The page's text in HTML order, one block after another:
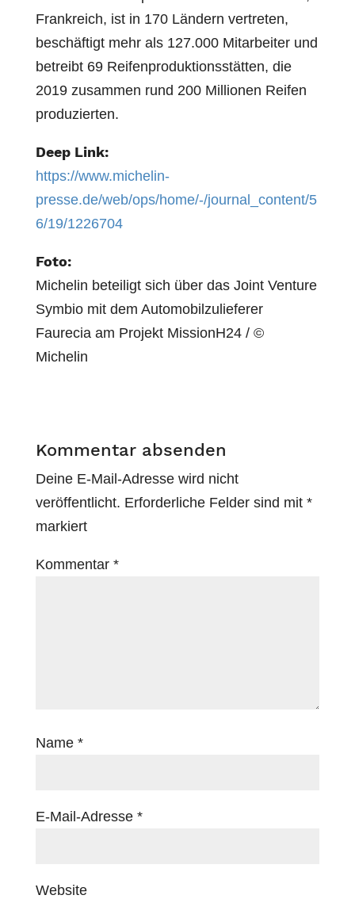
Frankreich, ist in 170 Ländern vertreten,
beschäftigt mehr als 127.000 Mitarbeiter und
betreibt 69 Reifenproduktionsstätten, die
2019 zusammen rund 200 Millionen Reifen
produzierten.
Deep Link:
https://www.michelin-
presse.de/web/ops/home/-/journal_content/5
6/19/1226704
Foto:
Michelin beteiligt sich über das Joint Venture
Symbio mit dem Automobilzulieferer
Faurecia am Projekt MissionH24 / ©
Michelin
Kommentar absenden
Deine E-Mail-Adresse wird nicht
veröffentlicht. Erforderliche Felder sind mit *
markiert
Kommentar *
Name *
E-Mail-Adresse *
Website